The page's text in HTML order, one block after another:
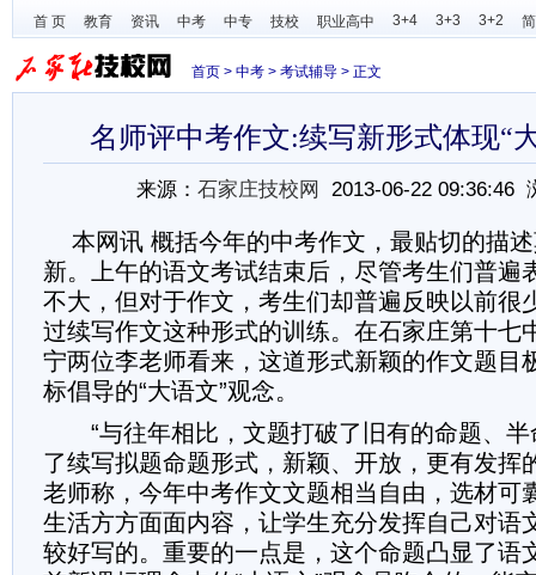
首 页 教育 资讯 中考 中专 技校 职业高中 3+4 3+3 3+2
首页 > 中考 > 考试辅导 > 正文
名师评中考作文:续写新形式体现“
来源： 石家庄技校网 2013-06-22 09:36:46
本网讯 概括今年的中考作文，最贴切的描
新。上午的语文考试结束后，尽管考生们普遍
不大，但对于作文，考生们却普遍反映以前很
过续写作文这种形式的训练。在石家庄第十七
宁两位李老师看来，这道形式新颖的作文题目
标倡导的“大语文”观念。
“与往年相比，文题打破了旧有的命题、半
了续写拟题命题形式，新颖、开放，更有发挥
老师称，今年中考作文文题相当自由，选材可
生活方方面面内容，让学生充分发挥自己对语
较好写的。重要的一点是，这个命题凸显了语